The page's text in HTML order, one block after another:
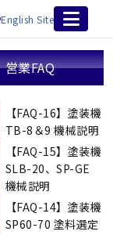
English Site
営業FAQ
【FAQ-16】塗装機
TB-8＆9 機械説明
【FAQ-15】塗装機
SLB-20、SP-GE
機械説明
【FAQ-14】塗装機
SP60-70 塗料選定